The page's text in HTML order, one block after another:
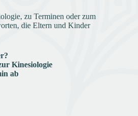
zu Terminen oder zum
die Eltern und Kinder
Kinesiologie
ab